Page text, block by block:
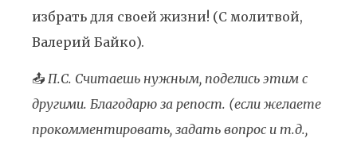
избрать для своей жизни! (С молитвой,
Валерий Байко).
📤 П.С. Считаешь нужным, поделись этим с
другими. Благодарю за репост. (если желаете
прокомментировать, задать вопрос и т.д.,